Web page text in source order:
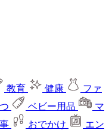
教育 健康
ファ
ベビー用品
マ
おでかけ
エン